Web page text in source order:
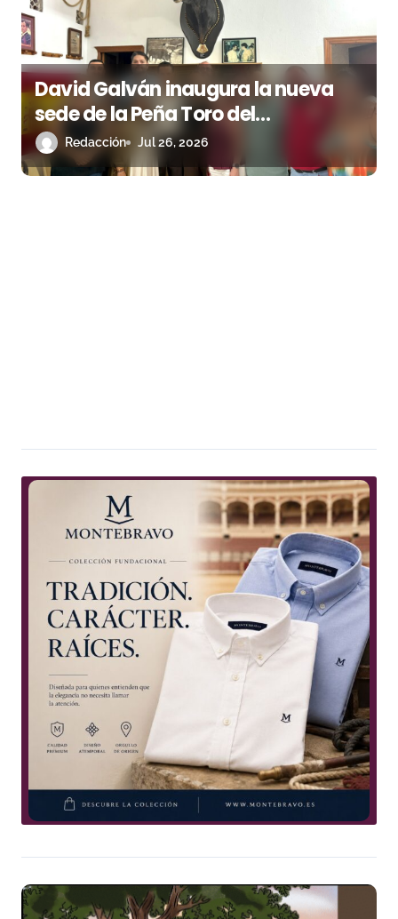
David Galván inaugura la nueva
sede de la Peña Toro del
Aguardiente de San Roque
Redacción Jul 26, 2026